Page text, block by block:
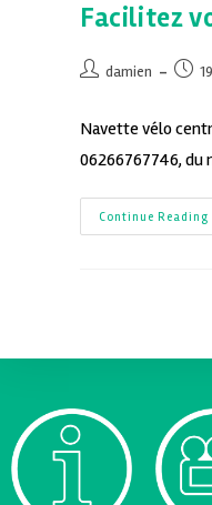
Facilitez
damien
Navette vélo
06266767746, du
Continue Reading